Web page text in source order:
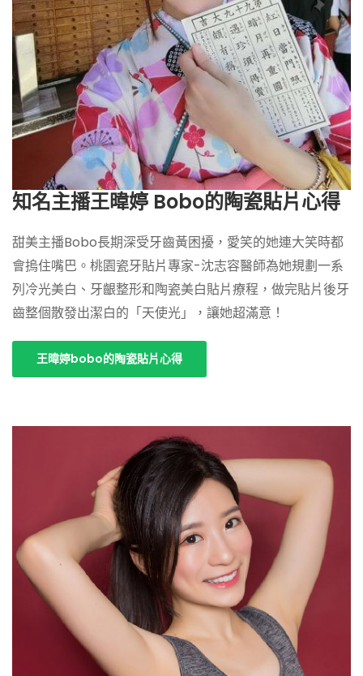
知名主播王暐婷 Bobo的陶瓷貼片心得
甜美主播Bobo長期深受牙齒黃困擾，愛笑的她連大笑時都
會摀住嘴巴。桃園瓷牙貼片專家-沈志容醫師為她規劃一系
列冷光美白、牙齦整形和陶瓷美白貼片療程，做完貼片後牙
齒整個散發出潔白的「天使光」，讓她超滿意！
王暐婷bobo的陶瓷貼片心得